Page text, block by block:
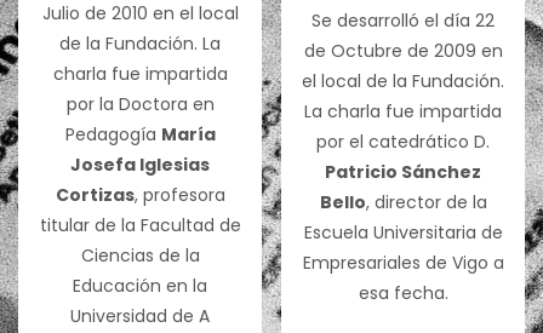
Julio de 2010 en el local
de la Fundación. La
charla fue impartida
por la Doctora en
Pedagogía María
Josefa Iglesias
Cortizas, profesora
titular de la Facultad de
Ciencias de la
Educación en la
Universidad de A
Se desarrolló el día 22
de Octubre de 2009 en
el local de la Fundación.
La charla fue impartida
por el catedrático D.
Patricio Sánchez
Bello, director de la
Escuela Universitaria de
Empresariales de Vigo a
esa fecha.